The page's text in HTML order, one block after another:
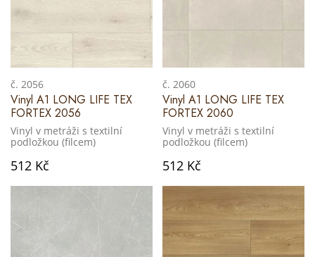
č. 2056
Vinyl A1 LONG LIFE TEX
FORTEX 2056
Vinyl v metráži s textilní
podložkou (filcem)
512 Kč
č. 2060
Vinyl A1 LONG LIFE TEX
FORTEX 2060
Vinyl v metráži s textilní
podložkou (filcem)
512 Kč